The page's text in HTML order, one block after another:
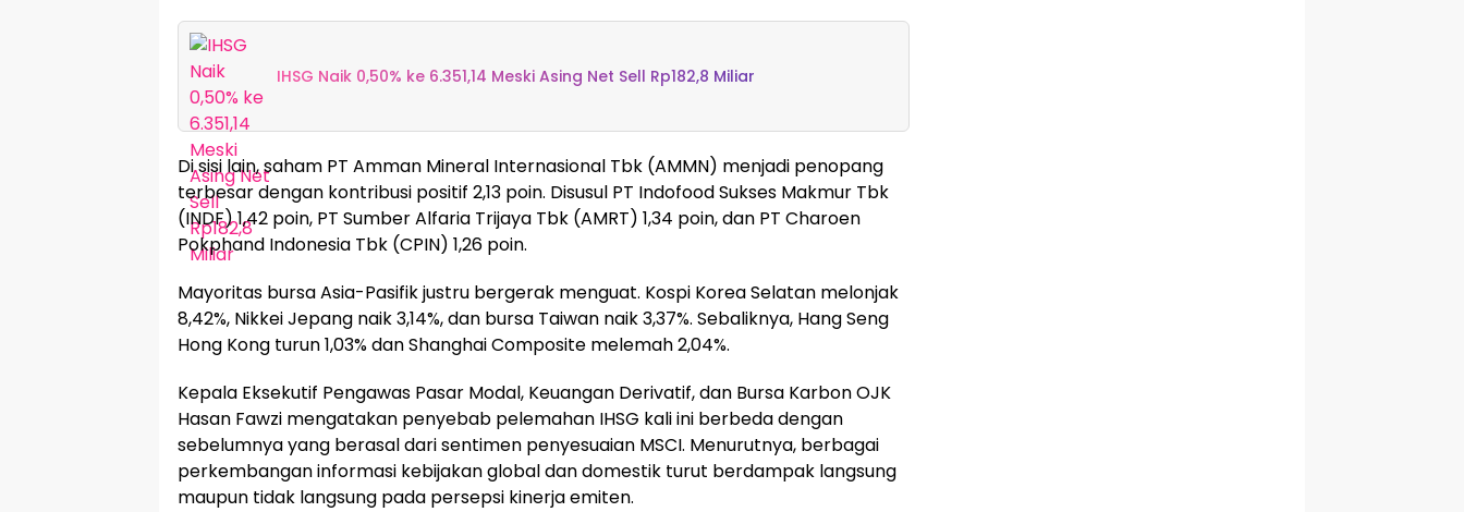
IHSG Naik 0,50% ke 6.351,14 Meski Asing Net Sell Rp182,8 Miliar
Di sisi lain, saham PT Amman Mineral Internasional Tbk (AMMN) menjadi penopang
terbesar dengan kontribusi positif 2,13 poin. Disusul PT Indofood Sukses Makmur Tbk
(INDF) 1,42 poin, PT Sumber Alfaria Trijaya Tbk (AMRT) 1,34 poin, dan PT Charoen
Pokphand Indonesia Tbk (CPIN) 1,26 poin.
Mayoritas bursa Asia-Pasifik justru bergerak menguat. Kospi Korea Selatan melonjak
8,42%, Nikkei Jepang naik 3,14%, dan bursa Taiwan naik 3,37%. Sebaliknya, Hang Seng
Hong Kong turun 1,03% dan Shanghai Composite melemah 2,04%.
Kepala Eksekutif Pengawas Pasar Modal, Keuangan Derivatif, dan Bursa Karbon OJK
Hasan Fawzi mengatakan penyebab pelemahan IHSG kali ini berbeda dengan
sebelumnya yang berasal dari sentimen penyesuaian MSCI. Menurutnya, berbagai
perkembangan informasi kebijakan global dan domestik turut berdampak langsung
maupun tidak langsung pada persepsi kinerja emiten.